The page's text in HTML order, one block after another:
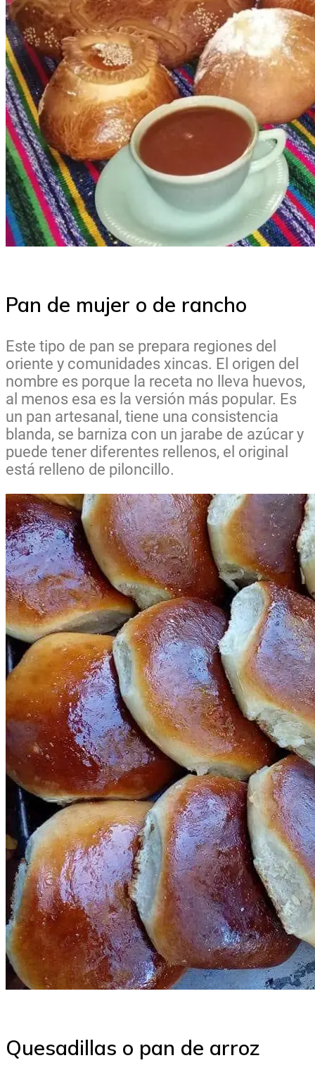
Pan de mujer o de rancho
Este tipo de pan se prepara regiones del
oriente y comunidades xincas. El origen del
nombre es porque la receta no lleva huevos,
al menos esa es la versión más popular. Es
un pan artesanal, tiene una consistencia
blanda, se barniza con un jarabe de azúcar y
puede tener diferentes rellenos, el original
está relleno de piloncillo.
Quesadillas o pan de arroz